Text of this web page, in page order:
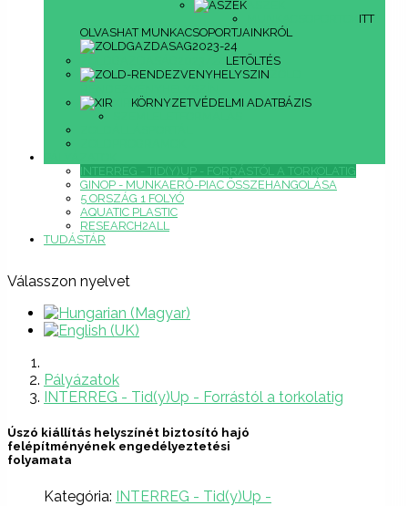
ITT
OLVASHAT MUNKACSOPORTJAINKRÓL
LETÖLTÉS
KÖRNYZETVÉDELMI ADATBÁZIS
INTERREG - TID(Y)UP - FORRÁSTÓL A TORKOLATIG
GINOP - MUNKAERŐ-PIAC ÖSSZEHANGOLÁSA
5 ORSZÁG 1 FOLYÓ
AQUATIC PLASTIC
RESEARCH2ALL
TUDÁSTÁR
Válasszon nyelvet
Pályázatok
INTERREG - Tid(y)Up - Forrástól a torkolatig
Úszó kiállítás helyszínét biztosító hajó
felépítményének engedélyeztetési
folyamata
Kategória: INTERREG - Tid(y)Up -